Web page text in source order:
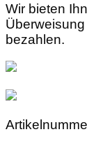
Wir bieten